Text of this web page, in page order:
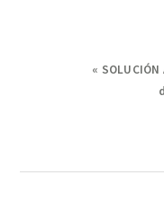
Previous
«